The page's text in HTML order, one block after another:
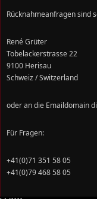
Rücknahmeanfragen sind
René Grüter
Tobelackerstrasse 22
9100 Herisau
Schweiz / Switzerland
oder an die Emaildomain
Für Fragen:
+41(0)71 351 58 05
+41(0)79 468 58 05